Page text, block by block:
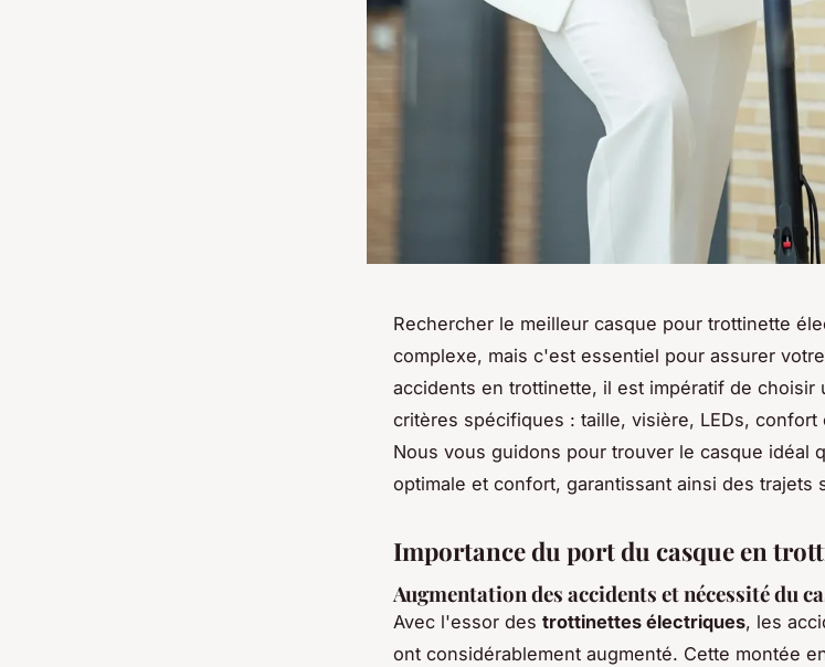
Rechercher le meilleur casque pour trottinette
complexe, mais c'est essentiel pour assurer
accidents en trottinette, il est impératif de choisir
critères spécifiques : taille, visière, LEDs,
Nous vous guidons pour trouver le casque idéal
optimale et confort, garantissant ainsi des trajets
Importance du port du casque en
Augmentation des accidents et nécessité du
Avec l'essor des trottinettes électriques, les
ont considérablement augmenté. Cette montée